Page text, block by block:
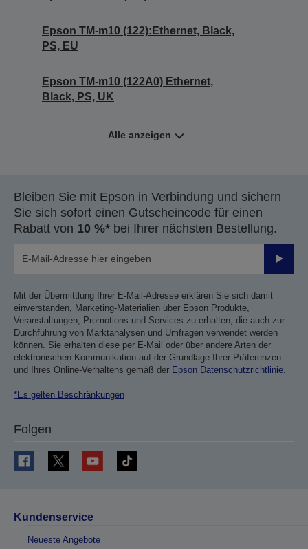
Epson TM-m10 (122):Ethernet, Black,
PS, EU
Epson TM-m10 (122A0) Ethernet,
Black, PS, UK
Alle anzeigen
Bleiben Sie mit Epson in Verbindung und sichern
Sie sich sofort einen Gutscheincode für einen
Rabatt von 10 %* bei Ihrer nächsten Bestellung.
Mit der Übermittlung Ihrer E-Mail-Adresse erklären Sie sich damit
einverstanden, Marketing-Materialien über Epson Produkte,
Veranstaltungen, Promotions und Services zu erhalten, die auch zur
Durchführung von Marktanalysen und Umfragen verwendet werden
können. Sie erhalten diese per E-Mail oder über andere Arten der
elektronischen Kommunikation auf der Grundlage Ihrer Präferenzen
und Ihres Online-Verhaltens gemäß der Epson Datenschutzrichtlinie.
*Es gelten Beschränkungen
Folgen
Kundenservice
Neueste Angebote